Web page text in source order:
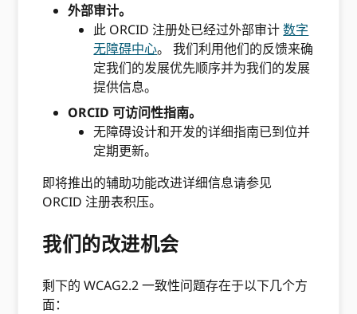
外部审计。
此 ORCID 注册处已经过外部审计数字
无障碍中心。 我们利用他们的反馈来确
定我们的发展优先顺序并为我们的发展
提供信息。
ORCID 可访问性指南。
无障碍设计和开发的详细指南已到位并
定期更新。
即将推出的辅助功能改进详细信息请参见
ORCID 注册表积压。
我们的改进机会
剩下的 WCAG2.2 一致性问题存在于以下几个方
面：